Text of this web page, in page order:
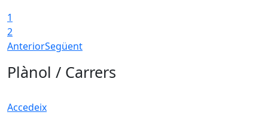
1
2
AnteriorSegüent
Plànol / Carrers
Accedeix